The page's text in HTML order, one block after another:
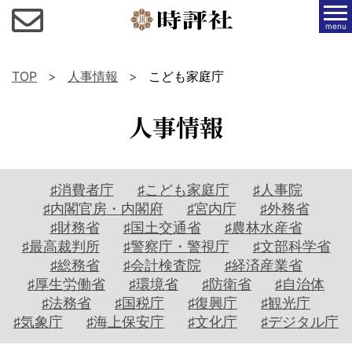
menu
TOP 人事情報 こども家庭庁
人事情報
♯消費者庁 ♯こども家庭庁
♯人事院
♯内閣官房・内閣府
♯宮内庁
♯外務省
♯財務省
♯国土交通省
♯農林水産省
♯最高裁判所
♯警察庁・警視庁
♯文部科学省
♯総務省
♯会計検査院
♯経済産業省
♯厚生労働省
♯環境省 ♯防衛省
♯自治体
♯法務省
♯国税庁 ♯復興庁
♯観光庁
♯気象庁
♯海上保安庁 ♯文化庁 ♯デジタル庁